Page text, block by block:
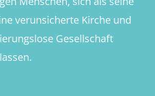
verunsicherte Kirche und
Gesellschaft